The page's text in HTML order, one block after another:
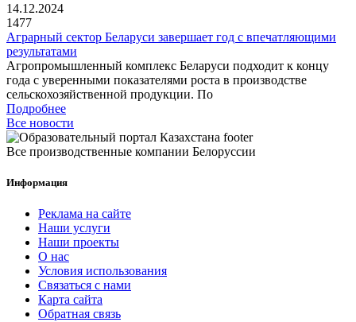
14.12.2024
1477
Аграрный сектор Беларуси завершает год с впечатляющими
результатами
Агропромышленный комплекс Беларуси подходит к концу
года с уверенными показателями роста в производстве
сельскохозяйственной продукции. По
Подробнее
Все новости
Все производственные компании Белоруссии
Информация
Реклама на сайте
Наши услуги
Наши проекты
О нас
Условия использования
Связаться с нами
Карта сайта
Обратная связь